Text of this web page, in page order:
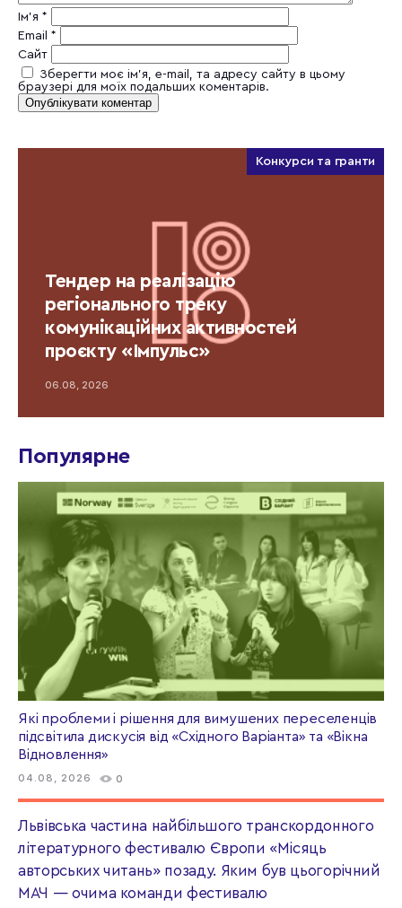
Ім'я *
Email *
Сайт
Зберегти моє ім'я, e-mail, та адресу сайту в цьому
браузері для моїх подальших коментарів.
Конкурси та гранти
Тендер на реалізацію
регіонального треку
комунікаційних активностей
проєкту «Імпульс»
06.08, 2026
Популярне
Які проблеми і рішення для вимушених переселенців
підсвітила дискусія від «Східного Варіанта» та «Вікна
Відновлення»
04.08, 2026 0
Львівська частина найбільшого транскордонного
літературного фестивалю Європи «Місяць
авторських читань» позаду. Яким був цьогорічний
МАЧ — очима команди фестивалю